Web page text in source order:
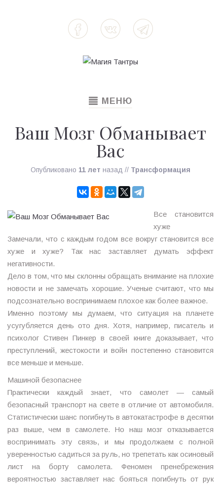
TOGGLE
МЕНЮ
Ваш Мозг Обманывает
Вас
Опубликовано 11 лет назад // Трансформация
Все становится
хуже
Замечали, что с каждым годом все вокруг становится все
хуже и хуже? Так нас заставляет думать эффект
негативности.
Дело в том, что мы склонны обращать внимание на плохие
новости и не замечать хорошие. Ученые считают, что мы
подсознательно воспринимаем плохое как более важное.
Именно поэтому мы думаем, что ситуация на планете
усугубляется день ото дня. Хотя, например, писатель и
психолог Стивен Пинкер в своей книге доказывает, что
преступлений, жестокости и войн постепенно становится
все меньше и меньше.
Машиной безопаснее
Практически каждый знает, что самолет — самый
безопасный транспорт на свете в отличие от автомобиля.
Статистически шанс погибнуть в автокатастрофе в десятки
раз выше, чем в самолете. Но наш мозг отказывается
воспринимать эту связь, и мы продолжаем с полной
уверенностью садиться за руль, но трепетать как осиновый
лист на борту самолета. Феномен пренебрежения
вероятностью заставляет нас бояться погибнуть от рук